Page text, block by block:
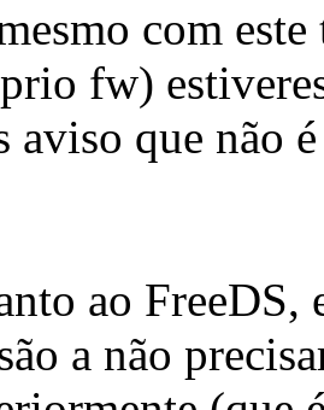
com
fw)
aviso que não
ao FreeDS,
a não